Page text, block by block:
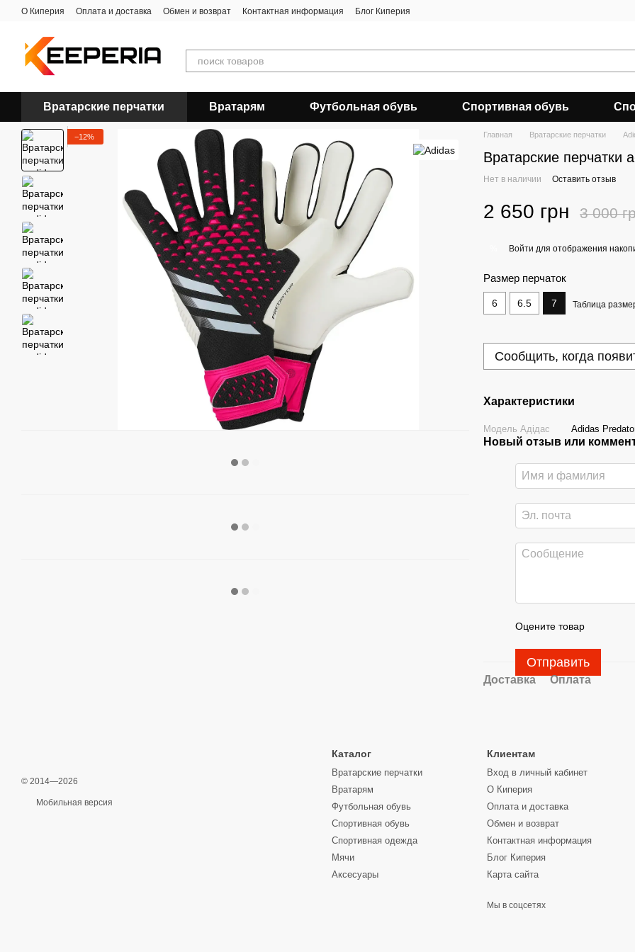
Перейти к основному контенту
О Киперия Оплата и доставка Обмен и возврат Контактная информация Блог Киперия
Вратарские перчатки Вратарям Футбольная обувь Спортивная обувь
−12% Главная Вратарские перчатки
Вратарские перчатки
Нет в наличии Оставить отзыв
2 650 грн 3 000
Войти для отображения
Размер перчаток
6 6.5 7 Таблица
Сообщить, когда
Характеристики
Модель Адідас Adidas
Новый отзыв или
Оцените товар
Отправить
Доставка Оплата
© 2014—2026
Мобильная версия
Каталог
Вратарские перчатки
Вратарям
Футбольная обувь
Спортивная обувь
Спортивная одежда
Мячи
Аксесуары
Клиентам
Вход в личный кабинет
О Киперия
Оплата и доставка
Обмен и возврат
Контактная информация
Блог Киперия
Карта сайта
Мы в соцсетях